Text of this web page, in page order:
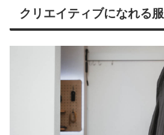
クリエイティブになれる服